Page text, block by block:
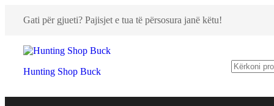
Gati për gjueti? Pajisjet e tua të përsosura janë këtu!
Hunting Shop Buck